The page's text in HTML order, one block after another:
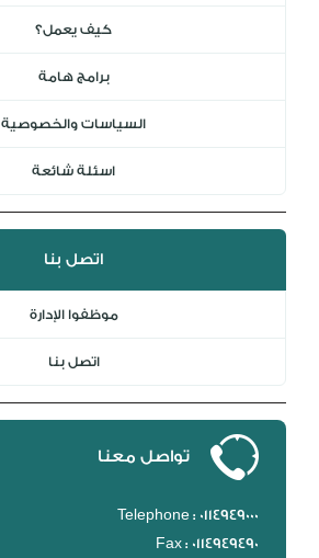
كيف يعمل؟
برامج هامة
السياسات والخصوصية
اسئلة شائعة
اتصل بنا
موظفوا الإدارة
اتصل بنا
تواصل معنا
Telephone : 0114949000
Fax : 0114949490